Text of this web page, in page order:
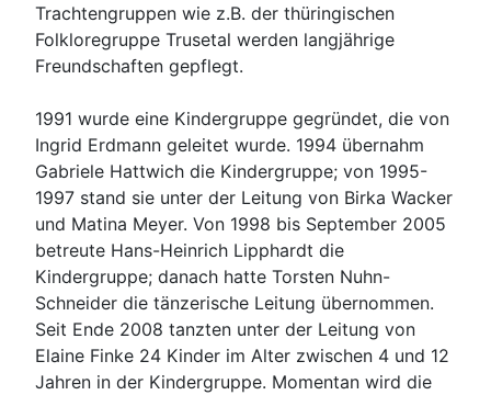
Trachtengruppen wie z.B. der thüringischen
Folkloregruppe Trusetal werden langjährige
Freundschaften gepflegt.
1991 wurde eine Kindergruppe gegründet, die von
Ingrid Erdmann geleitet wurde. 1994 übernahm
Gabriele Hattwich die Kindergruppe; von 1995-
1997 stand sie unter der Leitung von Birka Wacker
und Matina Meyer. Von 1998 bis September 2005
betreute Hans-Heinrich Lipphardt die
Kindergruppe; danach hatte Torsten Nuhn-
Schneider die tänzerische Leitung übernommen.
Seit Ende 2008 tanzten unter der Leitung von
Elaine Finke 24 Kinder im Alter zwischen 4 und 12
Jahren in der Kindergruppe. Momentan wird die